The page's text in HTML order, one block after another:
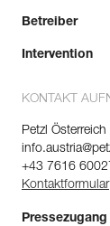
Betreiber
Intervention
KONTAKT
Petzl Österreich
+43 7616
Kontaktformular
Pressezugang